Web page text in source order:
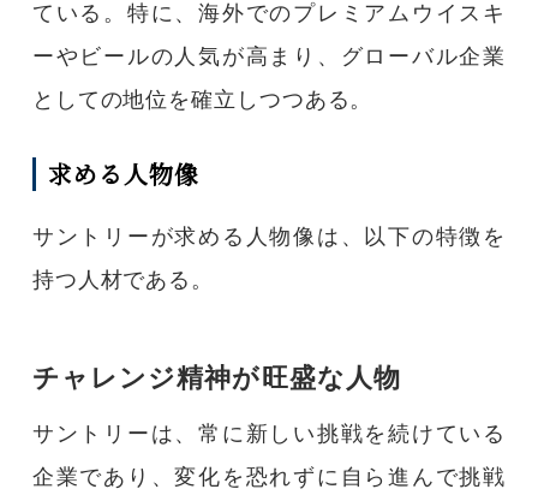
ている。特に、海外でのプレミアムウイスキ
ーやビールの人気が高まり、グローバル企業
としての地位を確立しつつある。
求める人物像
サントリーが求める人物像は、以下の特徴を
持つ人材である。
チャレンジ精神が旺盛な人物
サントリーは、常に新しい挑戦を続けている
企業であり、変化を恐れずに自ら進んで挑戦